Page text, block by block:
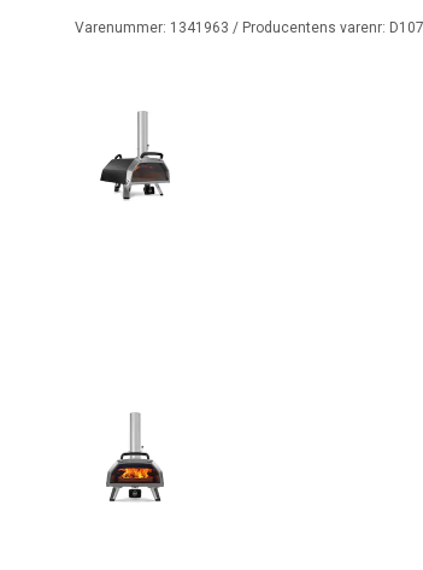
Varenummer: 1341963 / Producentens varenr: